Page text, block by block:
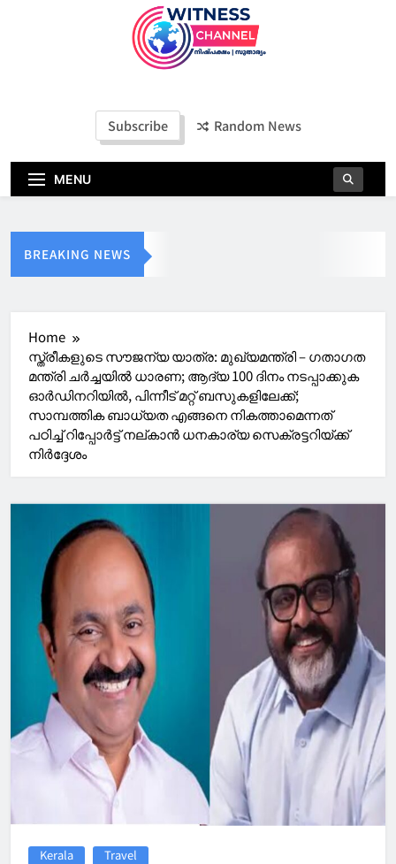
Witness Channel
Subscribe Random News
MENU
BREAKING NEWS
Home
സ്ത്രീകളുടെ സൗജന്യ യാത്ര: മുഖ്യമന്ത്രി – ഗതാഗത
മന്ത്രി ചര്‍ച്ചയില്‍ ധാരണ; ആദ്യ 100 ദിനം നടപ്പാക്കുക
ഓര്‍ഡിനറിയില്‍, പിന്നീട് മറ്റ് ബസുകളിലേക്ക്;
സാമ്പത്തിക ബാധ്യത എങ്ങനെ നികത്താമെന്നത്
പഠിച്ച്‌ റിപ്പോര്‍ട്ട് നല്കാൻ ധനകാര്യ സെക്രട്ടറിയ്ക്ക്
നിര്‍ദ്ദേശം
Kerala Travel